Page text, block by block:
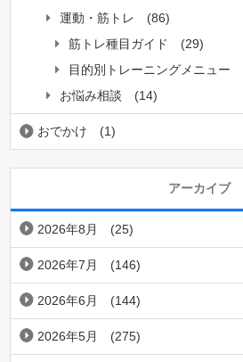
運動・筋トレ
(86)
筋トレ種目ガイド
(29)
目的別トレーニングメニュー
お悩み相談
(14)
おでかけ (1)
アーカイブ
2026年8月 (25)
2026年7月 (146)
2026年6月 (144)
2026年5月 (275)